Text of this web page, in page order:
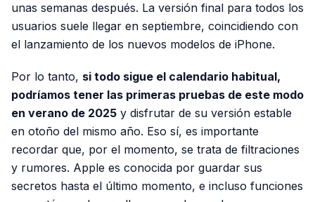
unas semanas después. La versión final para todos los
usuarios suele llegar en septiembre, coincidiendo con
el lanzamiento de los nuevos modelos de iPhone.
Por lo tanto, si todo sigue el calendario habitual,
podríamos tener las primeras pruebas de este modo
en verano de 2025 y disfrutar de su versión estable
en otoño del mismo año. Eso sí, es importante
recordar que, por el momento, se trata de filtraciones
y rumores. Apple es conocida por guardar sus
secretos hasta el último momento, e incluso funciones